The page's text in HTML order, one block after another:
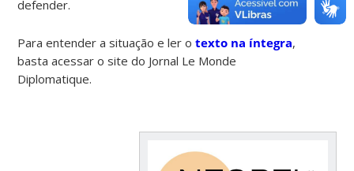
defender.
Para entender a situação e ler otexto na íntegra,
basta acessar o site do Jornal Le Monde
Diplomatique.